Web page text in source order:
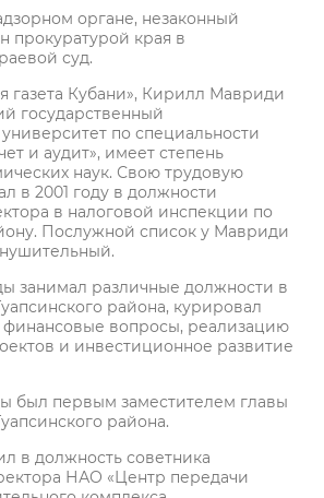
органе, незаконный
прокуратурой края в
суд.
газета Кубани», Кирилл Мавриди
государственный
по специальности
и аудит», имеет степень
наук. Свою трудовую
в 2001 году в должности
в налоговой инспекции по
Послужной список у Мавриди
занимал различные должности в
района, курировал
вопросы, реализацию
и инвестиционное развитие
был первым заместителем главы
района.
в должность советника
НАО «Центр передачи